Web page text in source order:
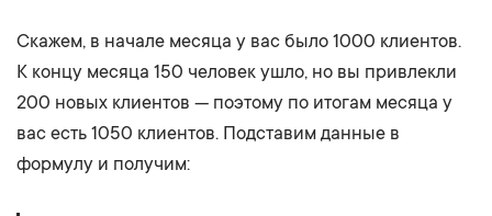
Скажем, в начале месяца у вас было 1000 клиентов.
К концу месяца 150 человек ушло, но вы привлекли
200 новых клиентов — поэтому по итогам месяца у
вас есть 1050 клиентов. Подставим данные в
формулу и получим: